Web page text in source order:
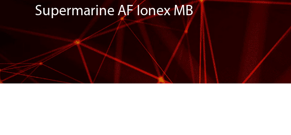
Supermarine AF Ionex MB